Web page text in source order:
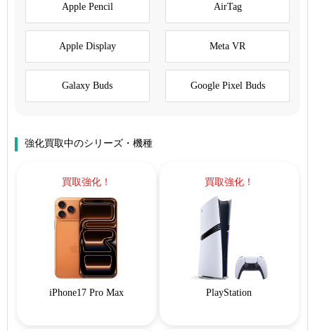
Apple Pencil AirTag
Apple Display Meta VR
Galaxy Buds Google Pixel Buds
強化買取中のシリーズ・機種
買取強化！
iPhone17 Pro Max
買取強化！
PlayStation